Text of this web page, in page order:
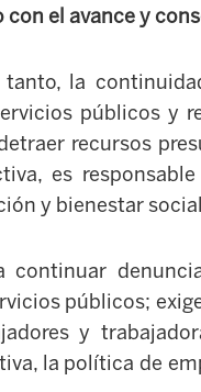
el avance y
tanto, la
públicos y
recursos
es
y bienestar
continuar
públicos;
y
la política de